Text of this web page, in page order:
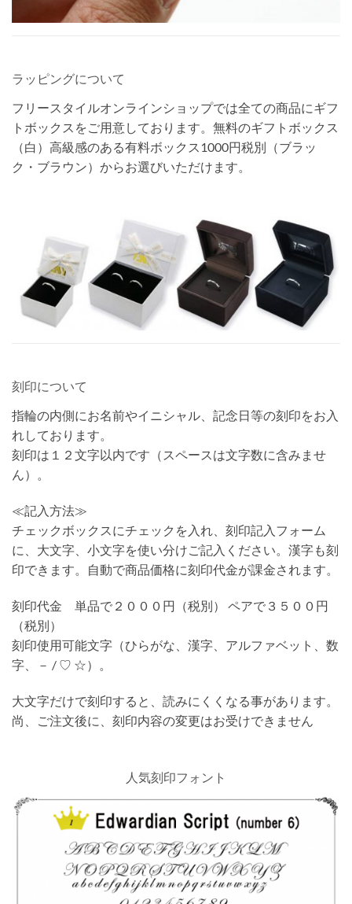
ラッピングについて
フリースタイルオンラインショップでは全ての商品にギフ
トボックスをご用意しております。無料のギフトボックス
（白）高級感のある有料ボックス1000円税別（ブラッ
ク・ブラウン）からお選びいただけます。
刻印について
指輪の内側にお名前やイニシャル、記念日等の刻印をお入
れしております。
刻印は１２文字以内です（スペースは文字数に含みませ
ん）。
≪記入方法≫
チェックボックスにチェックを入れ、刻印記入フォーム
に、大文字、小文字を使い分けご記入ください。漢字も刻
印できます。自動で商品価格に刻印代金が課金されます。
刻印代金 単品で２０００円（税別） ペアで３５００円
（税別）
刻印使用可能文字（ひらがな、漢字、アルファベット、数
字、－ / ♡ ☆）。
大文字だけで刻印すると、読みにくくなる事があります。
尚、ご注文後に、刻印内容の変更はお受けできません
人気刻印フォント